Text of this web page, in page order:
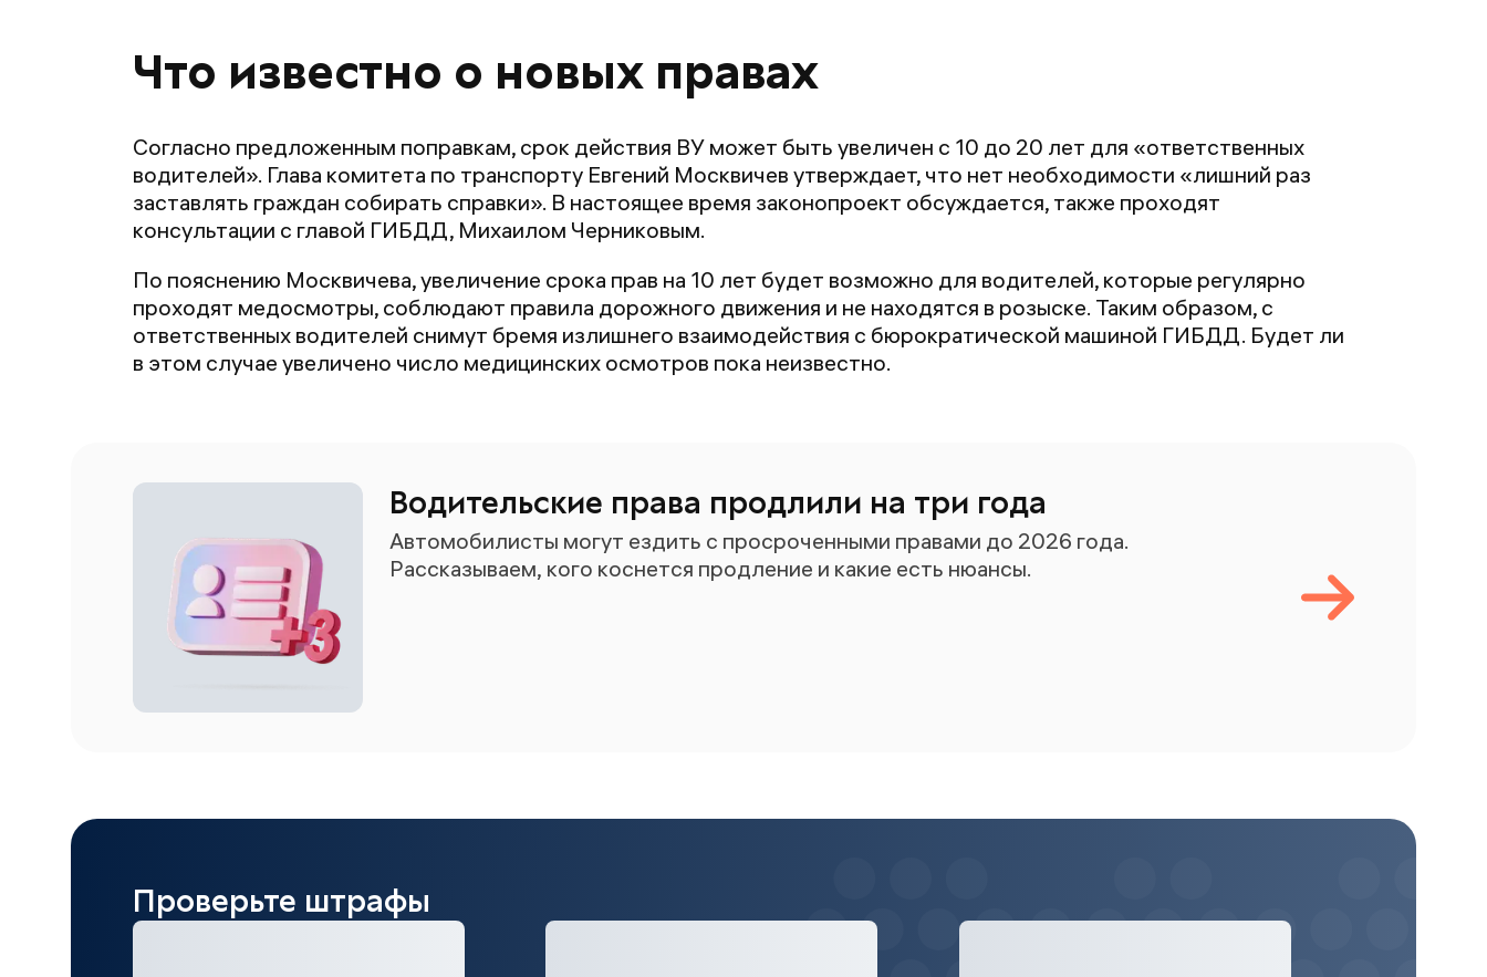
Что известно о новых правах
Согласно предложенным поправкам, срок действия ВУ может быть увеличен с 10 до 20 лет для «ответственных
водителей». Глава комитета по транспорту Евгений Москвичев утверждает, что нет необходимости «лишний раз
заставлять граждан собирать справки». В настоящее время законопроект обсуждается, также проходят
консультации с главой ГИБДД, Михаилом Черниковым.
По пояснению Москвичева, увеличение срока прав на 10 лет будет возможно для водителей, которые регулярно
проходят медосмотры, соблюдают правила дорожного движения и не находятся в розыске. Таким образом, с
ответственных водителей снимут бремя излишнего взаимодействия с бюрократической машиной ГИБДД. Будет ли
в этом случае увеличено число медицинских осмотров пока неизвестно.
Водительские права продлили на три года
Автомобилисты могут ездить с просроченными правами до 2026 года.
Рассказываем, кого коснется продление и какие есть нюансы.
Проверьте штрафы